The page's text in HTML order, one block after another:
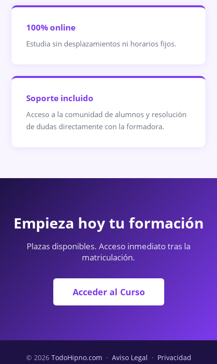
100% online
Estudia sin desplazamientos ni horarios fijos.
Soporte incluido
Acceso a la comunidad de alumnos y resolución
de dudas directamente con la formadora.
Empieza hoy tu formación
Plazas disponibles. Acceso inmediato tras la
matriculación.
Acceder al Curso
© 2026 TodoHipno.com · Aviso Legal · Privacidad